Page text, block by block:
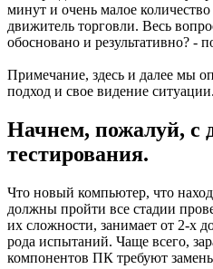
минут и очень малое
движитель торговли. Весь
обосновано и результативно? -
Примечание, здесь и далее мы
подход и свое видение ситуации.
Начнем, пожалуй, с
тестирования.
Что новый компьютер, что
должны пройти все стадии
их сложности, занимает от 2-х
рода испытаний. Чаще всего,
компонентов ПК требуют